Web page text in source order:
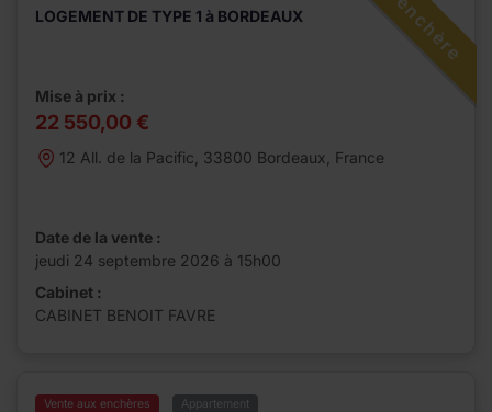
LOGEMENT DE TYPE 1 à BORDEAUX
Mise à prix :
22 550,00 €
12 All. de la Pacific, 33800 Bordeaux, France
Date de la vente :
jeudi 24 septembre 2026 à 15h00
Cabinet :
CABINET BENOIT FAVRE
Vente aux enchères Appartement